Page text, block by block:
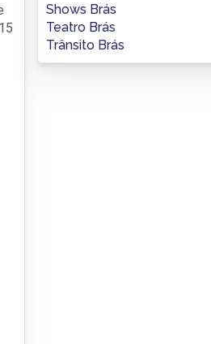
Shows Brás
Teatro Brás
Trânsito Brás